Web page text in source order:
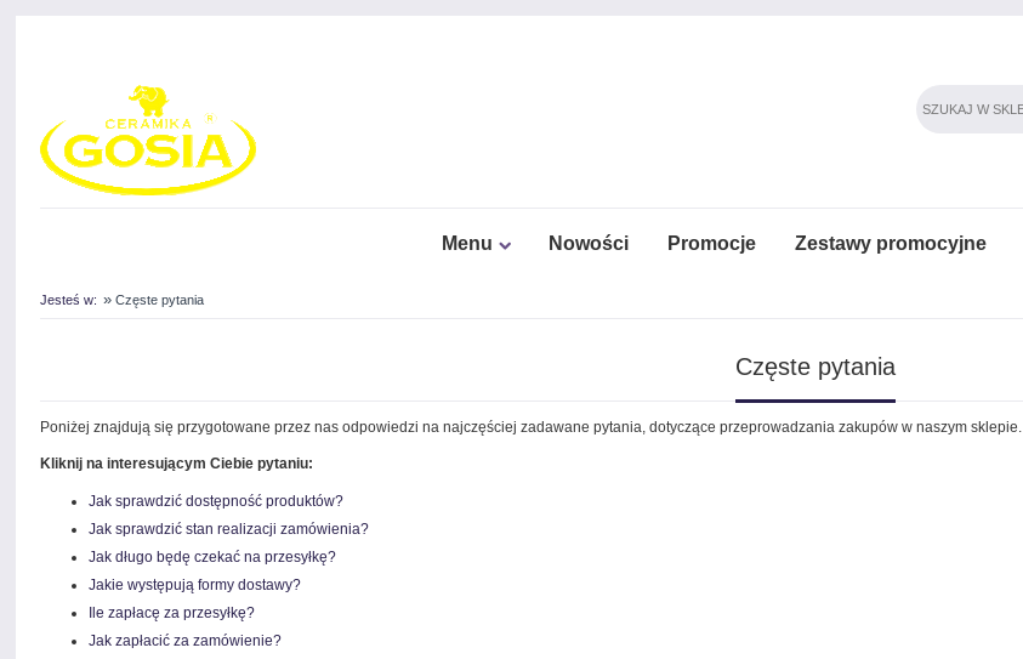
Menu Nowości Promocje Zestawy promocyjne
Jesteś w: » Częste pytania
Częste pytania
Poniżej znajdują się przygotowane przez nas odpowiedzi na najczęściej zadawane pytania, dotyczące przeprowadzania zakupów w naszym sklepie.
Kliknij na interesującym Ciebie pytaniu:
Jak sprawdzić dostępność produktów?
Jak sprawdzić stan realizacji zamówienia?
Jak długo będę czekać na przesyłkę?
Jakie występują formy dostawy?
Ile zapłacę za przesyłkę?
Jak zapłacić za zamówienie?